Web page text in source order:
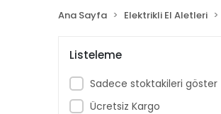
Ana Sayfa Elektrikli El Aletleri
Listeleme
Sadece stoktakileri göster
Ücretsiz Kargo